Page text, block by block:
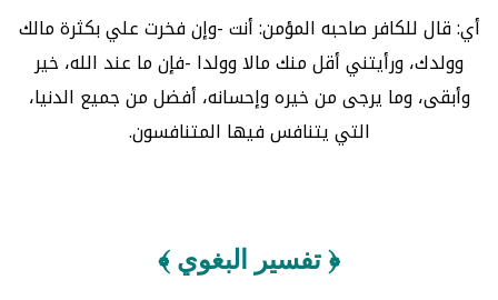
أي: قال للكافر صاحبه المؤمن: أنت -وإن فخرت علي بكثرة مالك
وولدك، ورأيتني أقل منك مالا وولدا -فإن ما عند الله، خير
وأبقى، وما يرجى من خيره وإحسانه، أفضل من جميع الدنيا،
التي يتنافس فيها المتنافسون.
﴿ تفسير البغوي ﴾